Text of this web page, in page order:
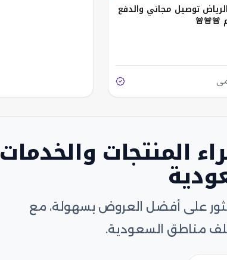
توصيل مجاني والدفع
🚨🚨🚨
المنتجات والخدمات
على أفضل العروض بسهولة، مع
مناطق السعودية.